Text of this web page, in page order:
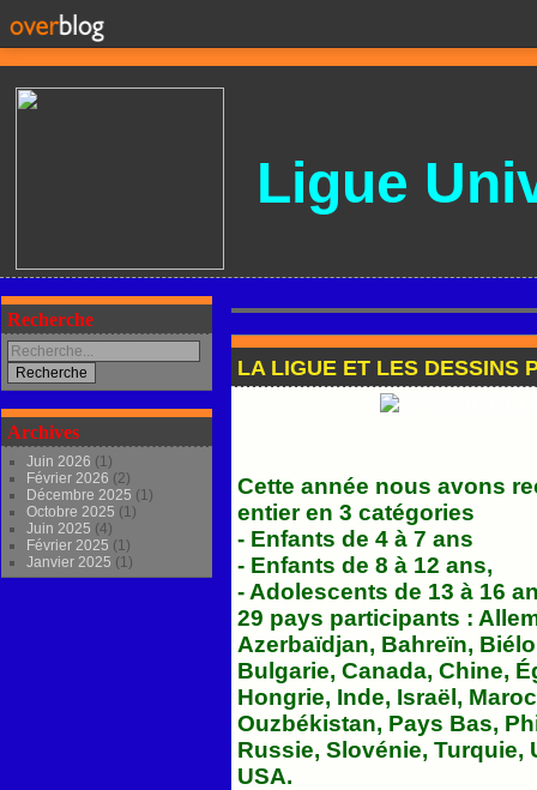
Ligue
Recherche
Archives
Juin 2026 (1)
Février 2026 (2)
Décembre 2025 (1)
Octobre 2025 (1)
Juin 2025 (4)
Février 2025 (1)
Janvier 2025 (1)
LA LIGUE ET LES DESSINS
Cette année nous avons
entier en 3 catégories
- Enfants de 4 à 7 ans
- Enfants de 8 à 12 ans,
- Adolescents de 13 à 16
29 pays participants :
Azerbaïdjan, Bahreïn,
Bulgarie, Canada, Chine,
Hongrie, Inde, Israël,
Ouzbékistan, Pays Bas,
Russie, Slovénie, Turquie,
USA.